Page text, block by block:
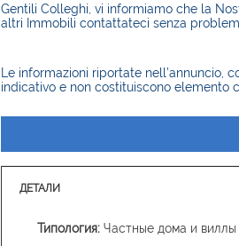
Gentili Colleghi, vi informiamo che la
altri Immobili contattateci senza
Le informazioni riportate
indicativo e non costituiscono elemento
ДЕТАЛИ
Типология: Частные дома и виллы